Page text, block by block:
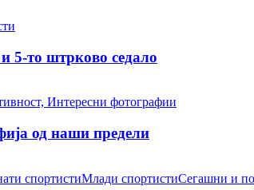
5-то штрково седало
Интересни фотографии
од наши предели
спортистиМлади спортистиСегашни и